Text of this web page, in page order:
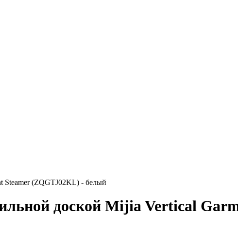
Steamer (ZQGTJ02KL) - белый
доской Mijia Vertical